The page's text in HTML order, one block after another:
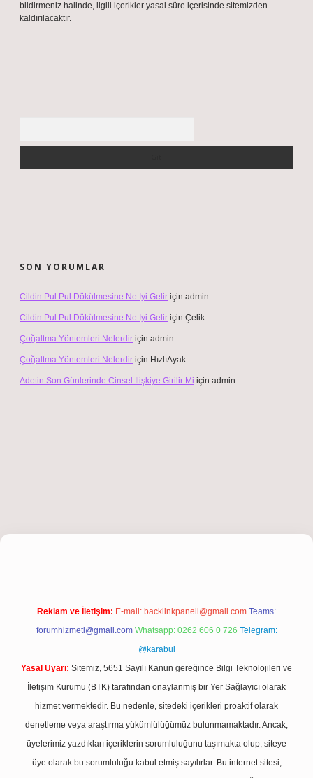
bildirmeniz halinde, ilgili içerikler yasal süre içerisinde sitemizden
kaldırılacaktır.
SON YORUMLAR
Cildin Pul Pul Dökülmesine Ne Iyi Gelir için admin
Cildin Pul Pul Dökülmesine Ne Iyi Gelir için Çelik
Çoğaltma Yöntemleri Nelerdir için admin
Çoğaltma Yöntemleri Nelerdir için HızlıAyak
Adetin Son Günlerinde Cinsel Ilişkiye Girilir Mi için admin
giriş
Reklam ve İletişim: E-mail: backlinkpaneli@gmail.com Teams:
forumhizmeti@gmail.com Whatsapp: 0262 606 0 726 Telegram:
@karabul
Yasal Uyarı: Sitemiz, 5651 Sayılı Kanun gereğince Bilgi Teknolojileri ve
İletişim Kurumu (BTK) tarafından onaylanmış bir Yer Sağlayıcı olarak
hizmet vermektedir. Bu nedenle, sitedeki içerikleri proaktif olarak
denetleme veya araştırma yükümlülüğümüz bulunmamaktadır. Ancak,
üyelerimiz yazdıkları içeriklerin sorumluluğunu taşımakta olup, siteye
üye olarak bu sorumluluğu kabul etmiş sayılırlar. Bu internet sitesi,